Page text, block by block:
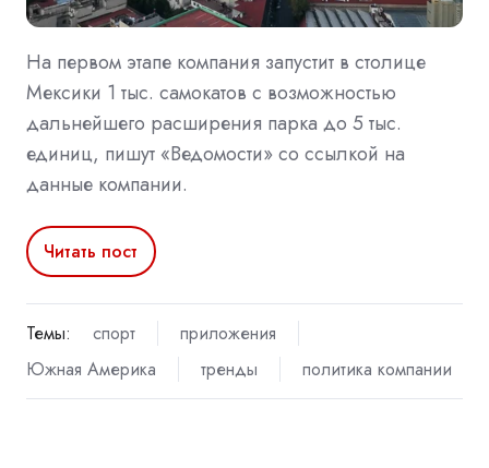
На первом этапе компания запустит в столице
Мексики 1 тыс. самокатов с возможностью
дальнейшего расширения парка до 5 тыс.
единиц, пишут «Ведомости» со ссылкой на
данные компании.
Читать пост
Темы: спорт
приложения
Южная Америка
тренды политика компании